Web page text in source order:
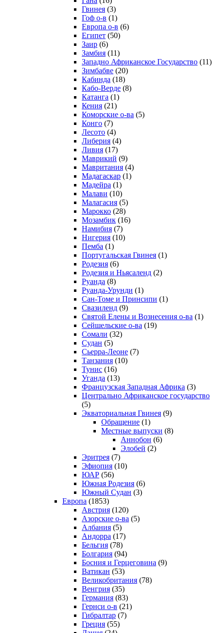
Гвинея (3)
Гоф о-в (1)
Европа о-в (6)
Египет (50)
Заир (6)
Замбия (11)
Западно Африканское Государство (11)
Зимбабве (20)
Кабинда (18)
Кабо-Верде (8)
Катанга (1)
Кения (21)
Коморcкие о-ва (5)
Конго (7)
Лесото (4)
Либерия (4)
Ливия (17)
Маврикий (9)
Мавритания (4)
Мадагаскар (1)
Мадейра (1)
Малави (10)
Малагасия (5)
Марокко (28)
Мозамбик (16)
Намибия (7)
Нигерия (10)
Пемба (1)
Португальская Гвинея (1)
Родезия (6)
Родезия и Ньясаленд (2)
Руанда (8)
Руанда-Урунди (1)
Сан-Томе и Принсипи (1)
Свазиленд (9)
Святой Елены и Вознесения о-ва (1)
Сейшельские о-ва (19)
Сомали (32)
Судан (5)
Сьерра-Леоне (7)
Танзания (10)
Тунис (16)
Уганда (13)
Французская Западная Африка (3)
Центрально Африканское государство
(5)
Экваториальная Гвинея (9)
Обращение (1)
Местные выпуски (8)
Аннобон (6)
Элобей (2)
Эритрея (7)
Эфиопия (10)
ЮАР (56)
Южная Родезия (6)
Южный Судан (3)
Европа (1853)
Австрия (120)
Азорские о-ва (5)
Албания (5)
Андорра (17)
Бельгия (78)
Болгария (94)
Босния и Герцеговина (9)
Ватикан (53)
Великобритания (78)
Венгрия (35)
Германия (83)
Гернси о-в (21)
Гибралтар (7)
Греция (55)